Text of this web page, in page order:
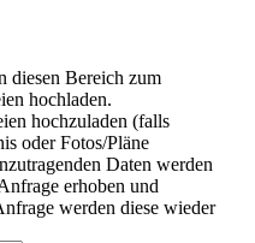
diesen Bereich zum
hochladen.
hochzuladen (falls
oder Fotos/Pläne
Daten werden
erhoben und
werden diese wieder